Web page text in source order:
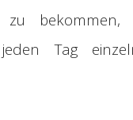
zu bekommen,
Tag